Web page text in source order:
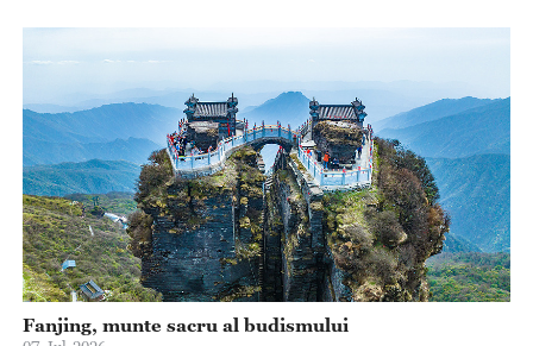
Fanjing, munte sacru al budismului